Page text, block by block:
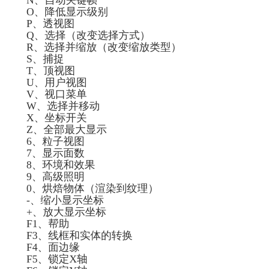
O、降低显示级别
P、透视图
Q、选择（改变选择方式）
R、选择并缩放（改变缩放类型）
S、捕捉
T、顶视图
U、用户视图
V、视口菜单
W、选择并移动
X、坐标开关
Z、全部最大显示
6、粒子视图
7、显示面数
8、环境和效果
9、高级照明
0、烘焙物体（渲染到纹理）
-、缩小显示坐标
+、放大显示坐标
F1、帮助
F3、线框和实体的转换
F4、面边缘
F5、锁定X轴